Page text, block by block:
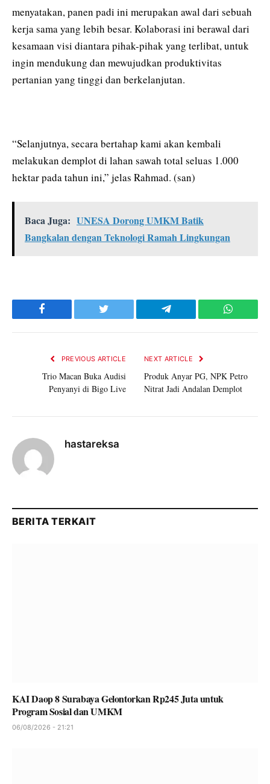
menyatakan, panen padi ini merupakan awal dari sebuah
kerja sama yang lebih besar. Kolaborasi ini berawal dari
kesamaan visi diantara pihak-pihak yang terlibat, untuk
ingin mendukung dan mewujudkan produktivitas
pertanian yang tinggi dan berkelanjutan.
“Selanjutnya, secara bertahap kami akan kembali
melakukan demplot di lahan sawah total seluas 1.000
hektar pada tahun ini,” jelas Rahmad. (san)
Baca Juga: UNESA Dorong UMKM Batik
Bangkalan dengan Teknologi Ramah Lingkungan
Facebook Twitter Telegram
PREVIOUS ARTICLE
Trio Macan Buka Audisi
Penyanyi di Bigo Live
NEXT ARTICLE
Produk Anyar PG, NPK Petro
Nitrat Jadi Andalan Demplot
hastareksa
BERITA TERKAIT
KAI Daop 8 Surabaya Gelontorkan Rp245 Juta untuk
Program Sosial dan UMKM
06/08/2026 - 21:21